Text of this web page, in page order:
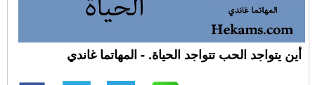
أين يتواجد الحب تتواجد الحياة. - المهاتما غاندي